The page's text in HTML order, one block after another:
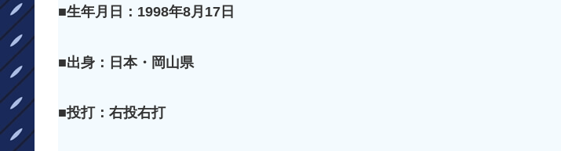
■生年月日：1998年8月17日
■出身：日本・岡山県
■投打：右投右打